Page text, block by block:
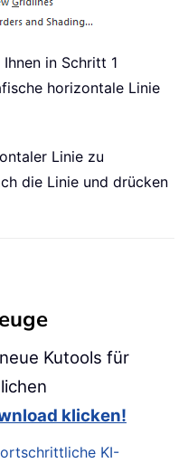
in Schritt 1
horizontale Linie
Linie zu
die Linie und drücken
Kutools für
klicken!
KI-